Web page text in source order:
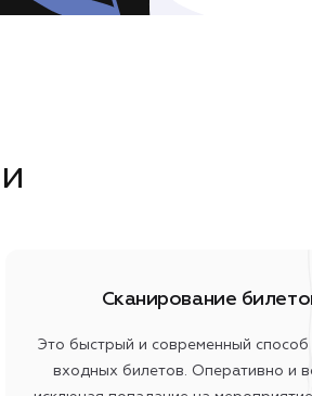
Сканирование
Это быстрый и современный способ
входных билетов. Оперативно и